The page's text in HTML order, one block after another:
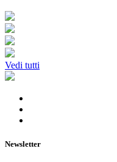
Vedi tutti
Newsletter